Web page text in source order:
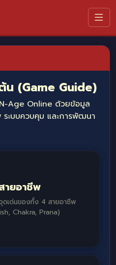
น (Game Guide)
Age Online ด้วยข้อมูล
ะบบควบคุม และการพัฒนา
ายอาชีพ
ดเด่นของทั้ง 4 สายอาชีพ
Chakra, Prana)